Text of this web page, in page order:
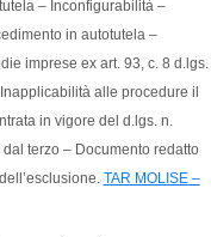
– Inconfigurabilità –
in autotutela –
imprese ex art. 93, c. 8 d.lgs.
alle procedure il
in vigore del d.lgs. n.
terzo – Documento redatto
TAR MOLISE –